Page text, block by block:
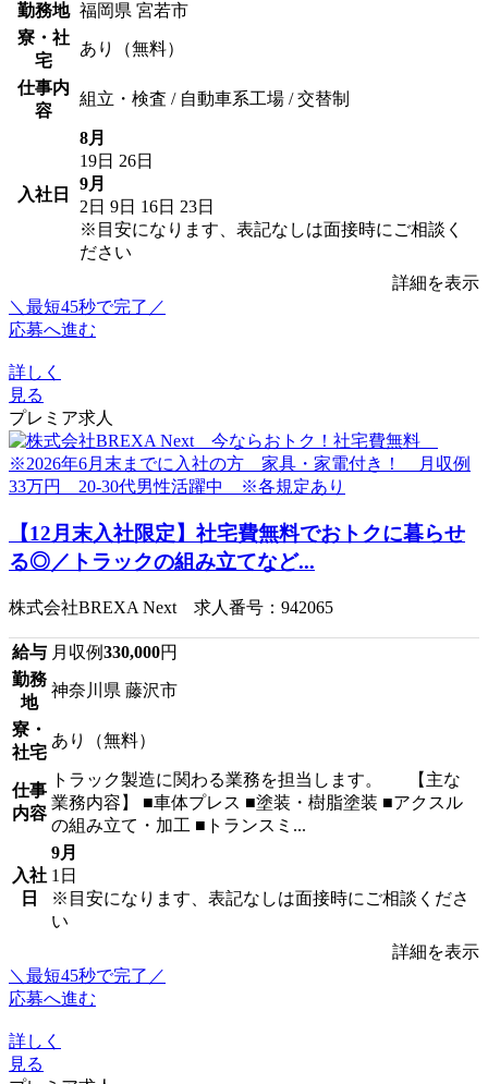
勤務地 福岡県 宮若市
寮・社
宅
あり（無料）
仕事内
容
組立・検査 / 自動車系工場 / 交替制
入社日
8月
19日 26日
9月
2日 9日 16日 23日
※目安になります、表記なしは面接時にご相談く
ださい
詳細を表示
＼最短45秒で完了／
応募へ進む
詳しく
見る
プレミア求人
【12月末入社限定】社宅費無料でおトクに暮らせ
る◎／トラックの組み立てなど...
株式会社BREXA Next 求人番号：942065
給与 月収例330,000円
勤務
地
神奈川県 藤沢市
寮・
社宅
あり（無料）
仕事
内容
トラック製造に関わる業務を担当します。 【主な
業務内容】 ■車体プレス ■塗装・樹脂塗装 ■アクスル
の組み立て・加工 ■トランスミ...
入社
日
9月
1日
※目安になります、表記なしは面接時にご相談くださ
い
詳細を表示
＼最短45秒で完了／
応募へ進む
詳しく
見る